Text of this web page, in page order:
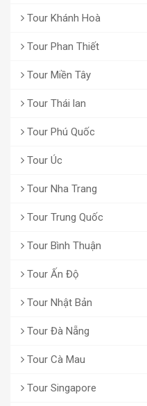
Tour Khánh Hoà
Tour Phan Thiết
Tour Miền Tây
Tour Thái lan
Tour Phú Quốc
Tour Úc
Tour Nha Trang
Tour Trung Quốc
Tour Bình Thuận
Tour Ấn Độ
Tour Nhật Bản
Tour Đà Nẵng
Tour Cà Mau
Tour Singapore